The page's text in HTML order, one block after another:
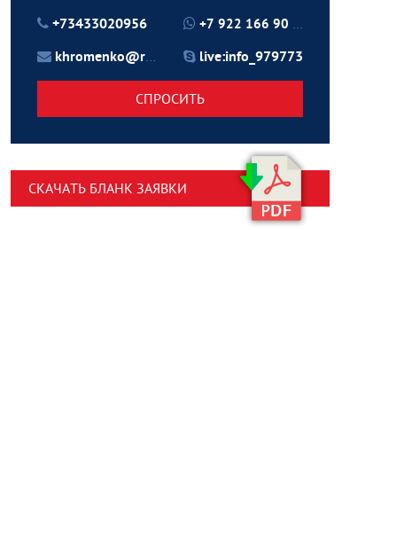
+73433020956
khromenko@rtu24.ru
+7 922 166 90 70
live:info_979773
СПРОСИТЬ
СКАЧАТЬ БЛАНК ЗАЯВКИ